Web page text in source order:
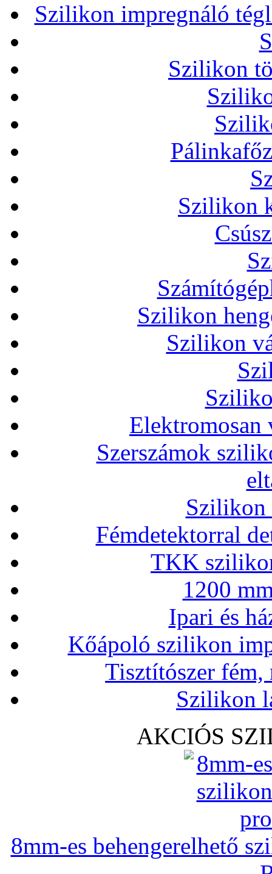
Szilikon impregnáló
Szilikon
Szilikon
Szilikon
Szilikon
Elektromosan
Szerszámok
Szilikon
Fémdetektorral
TKK
1200
Ipari és
Kőápoló szilikon
Tisztítószer
Szilikon
AKCIÓS
8mm-es behengerelhető